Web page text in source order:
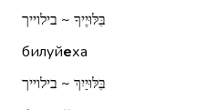
בִּלּוּיֶיךָ ~ בילוייך
билуйеха
בִּלּוּיַיִךְ ~ בילוייך